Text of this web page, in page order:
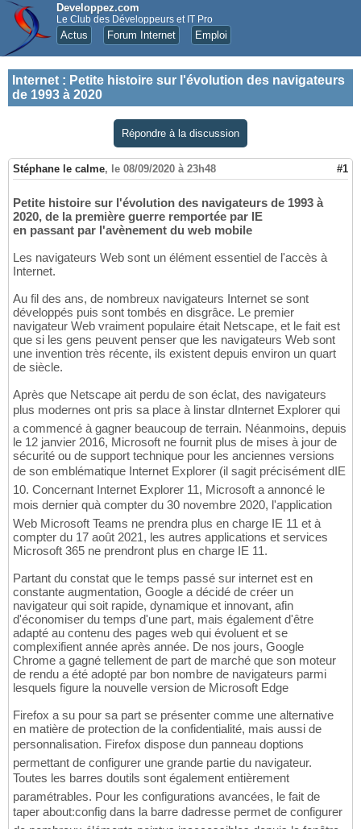
Developpez.com
Le Club des Développeurs et IT Pro
Actus Forum Internet Emploi
Internet : Petite histoire sur l'évolution des navigateurs
de 1993 à 2020
Répondre à la discussion
Stéphane le calme, le 08/09/2020 à 23h48 #1
Petite histoire sur l'évolution des navigateurs de 1993 à
2020, de la première guerre remportée par IE
en passant par l'avènement du web mobile
Les navigateurs Web sont un élément essentiel de l'accès à
Internet.
Au fil des ans, de nombreux navigateurs Internet se sont
développés puis sont tombés en disgrâce. Le premier
navigateur Web vraiment populaire était Netscape, et le fait est
que si les gens peuvent penser que les navigateurs Web sont
une invention très récente, ils existent depuis environ un quart
de siècle.
Après que Netscape ait perdu de son éclat, des navigateurs
plus modernes ont pris sa place à linstar dInternet Explorer qui
a commencé à gagner beaucoup de terrain. Néanmoins, depuis
le 12 janvier 2016, Microsoft ne fournit plus de mises à jour de
sécurité ou de support technique pour les anciennes versions
de son emblématique Internet Explorer (il sagit précisément dIE
10. Concernant Internet Explorer 11, Microsoft a annoncé le
mois dernier quà compter du 30 novembre 2020, l'application
Web Microsoft Teams ne prendra plus en charge IE 11 et à
compter du 17 août 2021, les autres applications et services
Microsoft 365 ne prendront plus en charge IE 11.
Partant du constat que le temps passé sur internet est en
constante augmentation, Google a décidé de créer un
navigateur qui soit rapide, dynamique et innovant, afin
d'économiser du temps d'une part, mais également d'être
adapté au contenu des pages web qui évoluent et se
complexifient année après année. De nos jours, Google
Chrome a gagné tellement de part de marché que son moteur
de rendu a été adopté par bon nombre de navigateurs parmi
lesquels figure la nouvelle version de Microsoft Edge
Firefox a su pour sa part se présenter comme une alternative
en matière de protection de la confidentialité, mais aussi de
personnalisation. Firefox dispose dun panneau doptions
permettant de configurer une grande partie du navigateur.
Toutes les barres doutils sont également entièrement
paramétrables. Pour les configurations avancées, le fait de
taper about:config dans la barre dadresse permet de configurer